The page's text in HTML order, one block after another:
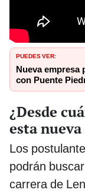
PUEDES VER:
Nueva empresa
con Puente
¿Desde
esta
Los
podrán
carrera de